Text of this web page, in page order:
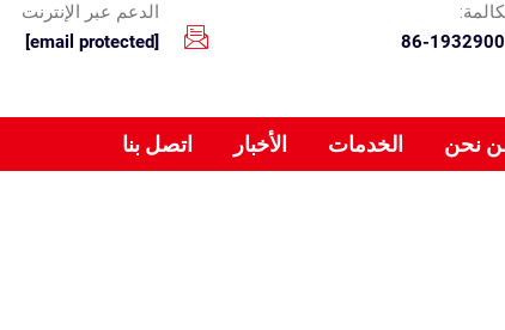
الدعم عبر الإنترنت
[email protected]
نحن الخدمات الأخبار اتصل بنا